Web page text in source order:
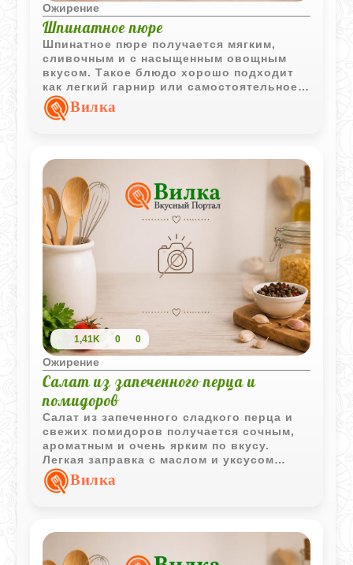
Ожирение
Шпинатное пюре
Шпинатное пюре получается мягким,
сливочным и с насыщенным овощным
вкусом. Такое блюдо хорошо подходит
как легкий гарнир или самостоятельное
горячее дополнение к обеду.
Вилка
1,41K 0 0
Ожирение
Салат из запеченного перца и
помидоров
Салат из запеченного сладкого перца и
свежих помидоров получается сочным,
ароматным и очень ярким по вкусу.
Легкая заправка с маслом и уксусом
хорошо подчеркивает сладость овощей.
Вилка